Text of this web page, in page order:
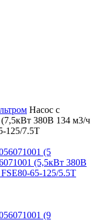
Насос с
(7,5кВт 380B 134 м3/ч
125/7.5T
(5,5кВт 380B
65-125/5.5T